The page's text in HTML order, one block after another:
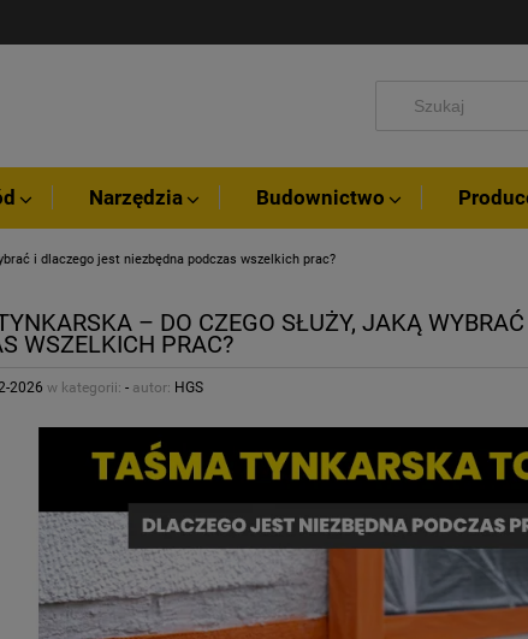
Narzędzia Budownictwo
i dlaczego jest niezbędna podczas wszelkich prac?
– DO CZEGO SŁUŻY, JAKĄ
WSZELKICH PRAC?
2026 w kategorii: - autor: HGS